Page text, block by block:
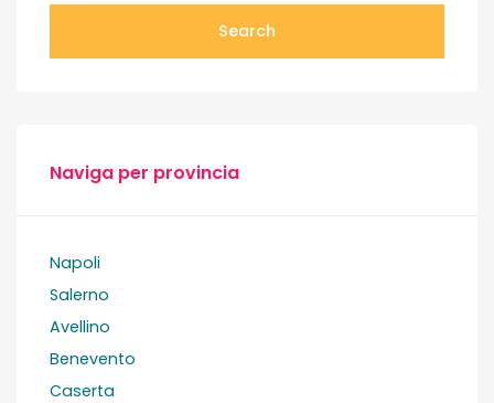
Search
Naviga per provincia
Napoli
Salerno
Avellino
Benevento
Caserta